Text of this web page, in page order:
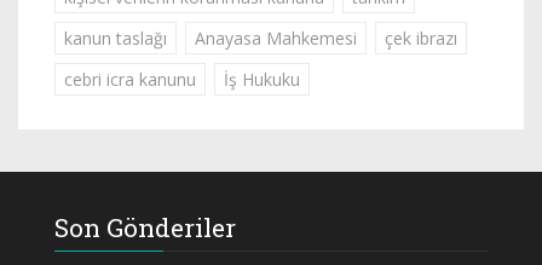
kanun taslağı
Anayasa Mahkemesi
çek ibrazı
cebri icra kanunu
İş Hukuku
Son Gönderiler